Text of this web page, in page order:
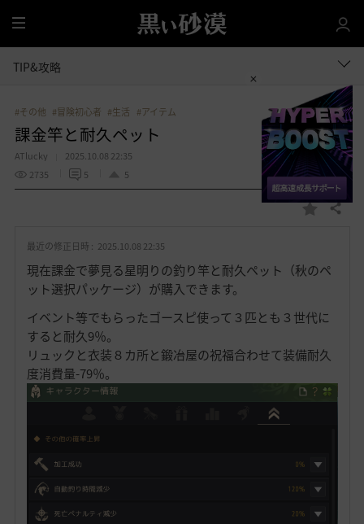
全
体
TIP&攻略
#その他 #冒険初心者 #生活 #アイテム
課金竿と耐久ペット
ATlucky
2025.10.08 22:35
2735
5 5
お
入
共有する
最近の修正日時 : 2025.10.08 22:35
現在課金で夢見る星明りの釣り竿と耐久ペット（秋のペ
ット選択パッケージ）が購入できます。
イベント等でもらったゴースピ使って３匹とも３世代に
すると耐久9％。
リュックと衣装８カ所と鍛冶屋の祝福合わせて装備耐久
度消費量-79％。